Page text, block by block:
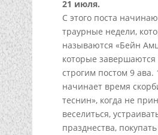
21 июля.
С этого поста
траурные недели,
называются «Бейн
которые
строгим постом 9 ава.
начинает время
теснин», когда не
веселиться,
празднества,